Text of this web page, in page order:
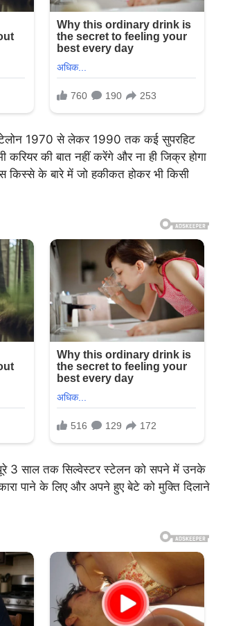
स्टेलोन 1970 से लेकर 1990 तक कई सुपरहिट
की बात नहीं करेंगे और ना ही जिक्र होगा
किस्से के बारे में जो हकीकत होकर भी किसी
3 साल तक सिल्वेस्टर स्टेलन को सपने में उनके
पाने के लिए और अपने हुए बेटे को मुक्ति दिलाने